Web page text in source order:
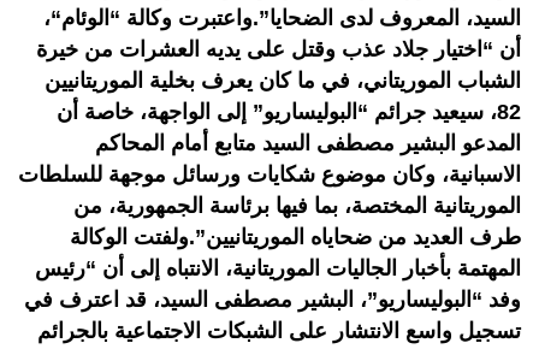
السيد، المعروف لدى الضحايا”.واعتبرت وكالة “الوئام“،
أن “اختيار جلاد عذب وقتل على يديه العشرات من خيرة
الشباب الموريتاني، في ما كان يعرف بخلية الموريتانيين
82، سيعيد جرائم “البوليساريو” إلى الواجهة، خاصة أن
المدعو البشير مصطفى السيد متابع أمام المحاكم
الاسبانية، وكان موضوع شكايات ورسائل موجهة للسلطات
الموريتانية المختصة، بما فيها برئاسة الجمهورية، من
طرف العديد من ضحاياه الموريتانيين”.ولفتت الوكالة
المهتمة بأخبار الجاليات الموريتانية، الانتباه إلى أن “رئيس
وفد “البوليساريو”، البشير مصطفى السيد، قد اعترف في
تسجيل واسع الانتشار على الشبكات الاجتماعية بالجرائم